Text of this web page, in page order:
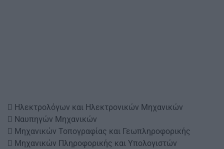
 Ηλεκτρολόγων και Ηλεκτρονικών Μηχανικών
 Ναυπηγών Μηχανικών
 Μηχανικών Τοπογραφίας και Γεωπληροφορικής
 Μηχανικών Πληροφορικής και Υπολογιστών